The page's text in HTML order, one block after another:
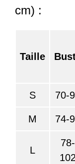
cm) :
Taille
S 70-
M 74-
L
78-
102